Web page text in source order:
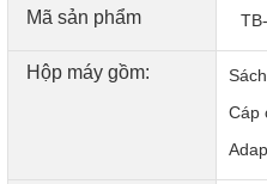
Mã sản phẩm
Hộp máy gồm:
Cáp